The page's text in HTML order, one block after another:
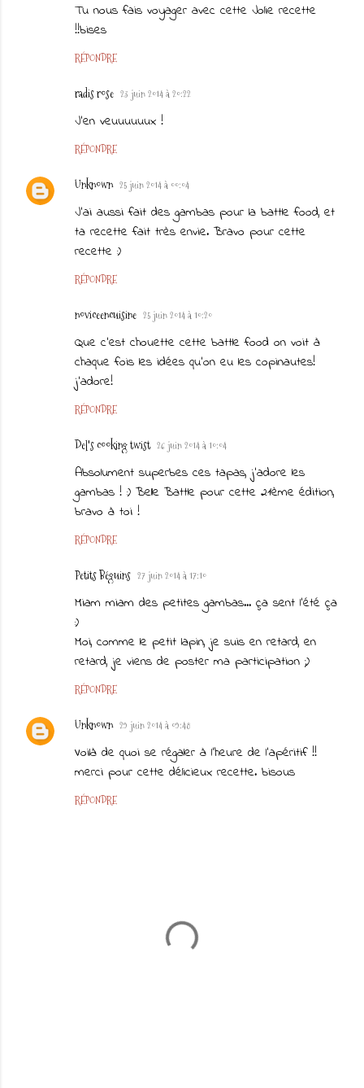
Tu nous fais voyager avec cette Jolie recette
!!bises
RÉPONDRE
radis rose 23 juin 2014 à 20:22
J'en veuuuuuux !
RÉPONDRE
Unknown 25 juin 2014 à 00:04
J'ai aussi fait des gambas pour la battle food, et
ta recette fait très envie. Bravo pour cette
recette :)
RÉPONDRE
noviceencuisine 25 juin 2014 à 10:20
Que c'est chouette cette battle food on voit à
chaque fois les idées qu'on eu les copinautes!
j'adore!
RÉPONDRE
Del's cooking twist 26 juin 2014 à 10:04
Absolument superbes ces tapas, j'adore les
gambas ! :) Belle Battle pour cette 21ème édition,
bravo à toi !
RÉPONDRE
Petits Béguins 27 juin 2014 à 17:10
Miam miam des petites gambas... ça sent l'été ça
:)
Moi, comme le petit lapin, je suis en retard, en
retard, je viens de poster ma participation ;)
RÉPONDRE
Unknown 29 juin 2014 à 09:48
Voilà de quoi se régaler à l'heure de l'apéritif !!
merci pour cette délicieux recette. bisous
RÉPONDRE